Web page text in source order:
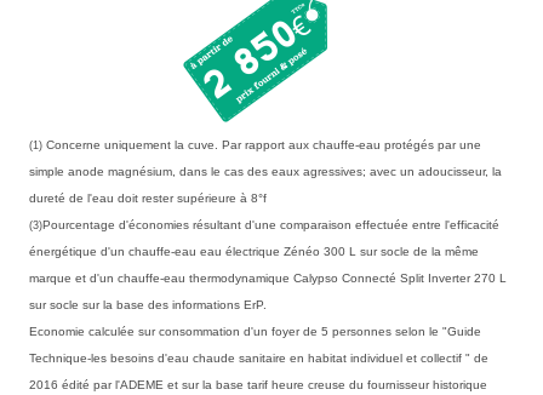
(1) Concerne uniquement la cuve. Par rapport aux chauffe-eau protégés par une
simple anode magnésium, dans le cas des eaux agressives; avec un adoucisseur, la
dureté de l'eau doit rester supérieure à 8°f
(3)Pourcentage d'économies résultant d'une comparaison effectuée entre l'efficacité
énergétique d'un chauffe-eau eau électrique Zénéo 300 L sur socle de la même
marque et d'un chauffe-eau thermodynamique Calypso Connecté Split Inverter 270 L
sur socle sur la base des informations ErP.
Economie calculée sur consommation d'un foyer de 5 personnes selon le "Guide
Technique-les besoins d'eau chaude sanitaire en habitat individuel et collectif " de
2016 édité par l'ADEME et sur la base tarif heure creuse du fournisseur historique